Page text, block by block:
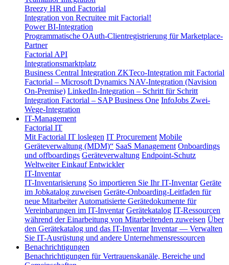
Breezy HR und Factorial
Integration von Recruitee mit Factorial!
Power BI-Integration
Programmatische OAuth-Clientregistrierung für Marketplace-
Partner
Factorial API
Integrationsmarktplatz
Business Central Integration ZKTeco-Integration mit Factorial
Factorial – Microsoft Dynamics NAV-Integration (Navision
On-Premise) LinkedIn-Integration – Schritt für Schritt
Integration Factorial – SAP Business One InfoJobs Zwei-
Wege-Integration
IT-Management
Factorial IT
Mit Factorial IT loslegen IT Procurement Mobile
Geräteverwaltung (MDM)“ SaaS Management Onboardings
und offboardings Geräteverwaltung Endpoint-Schutz
Weltweiter EinkaufEntwickler
IT-Inventar
IT-Inventarisierung So importieren Sie Ihr IT-Inventar Geräte
im Jobkatalog zuweisen Geräte-Onboarding-Leitfaden für
neue Mitarbeiter Automatisierte Gerätedokumente für
Vereinbarungen im IT-Inventar Gerätekatalog IT-Ressourcen
während der Einarbeitung von Mitarbeitenden zuweisen Über
den Gerätekatalog und das IT-Inventar Inventar — Verwalten
Sie IT-Ausrüstung und andere Unternehmensressourcen
Benachrichtigungen
Benachrichtigungen für Vertrauenskanäle, Bereiche und